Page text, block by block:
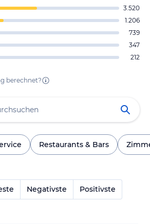
3.520
1.206
739
347
212
berechnet?
Restaurants & Bars
Negativste Positivste